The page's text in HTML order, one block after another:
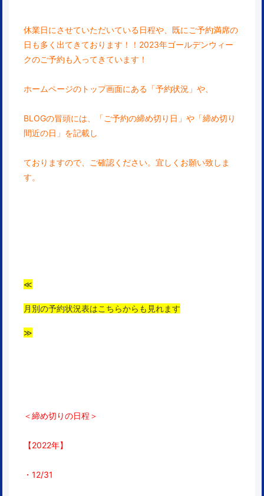
休業日にさせていただいている日程や、既にご予約満席の
日も多く出てきております！！2023年ゴールデンウィー
クのご予約も入ってきています！
ホームページのトップ画面にある「予約状況」や、
BLOGの冒頭には、「ご予約の締め切り日」や「締め切り
間近の日」を記載し
ておりますので、ご確認ください。宜しくお願い致しま
す。
≪
月別の予約状況表はこちらからも見れます
≫
＜締め切りの日程＞
【2022年】
・12/31